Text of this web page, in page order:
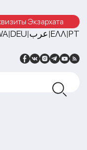
Экзархата
|DEU|عرب|ΕΛΛ|PT